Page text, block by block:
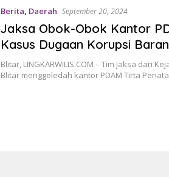
Berita, Daerah September 20, 2024
Jaksa Obok-Obok Kantor
Kasus Dugaan Korupsi
Blitar, LINGKARWILIS.COM – Tim jaksa dari
Blitar menggeledah kantor PDAM Tirta